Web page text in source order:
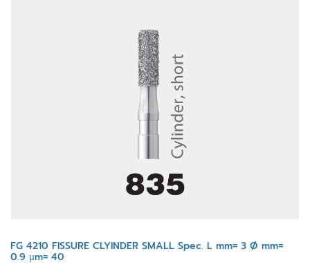
FG 4210 FISSURE CLYINDER SMALL Spec. L mm= 3 Ø mm=
0.9 µm= 40